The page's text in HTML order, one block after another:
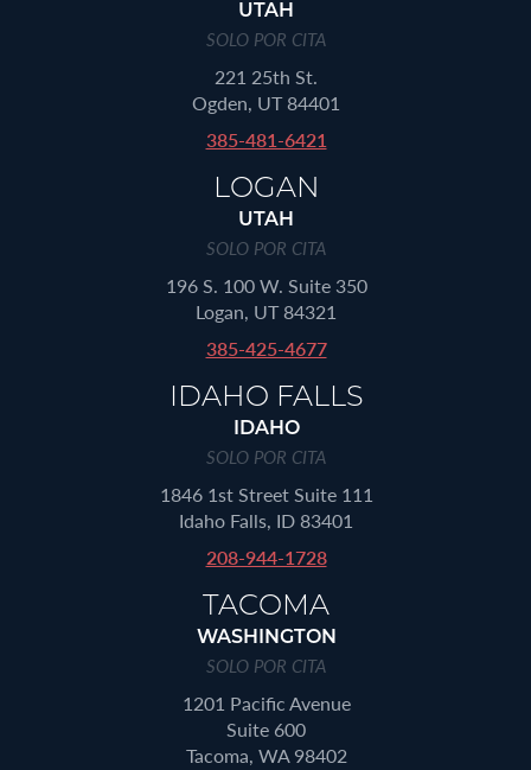
UTAH
SOLO POR CITA
221 25th St.
Ogden, UT 84401
385-481-6421
LOGAN
UTAH
SOLO POR CITA
196 S. 100 W. Suite 350
Logan, UT 84321
385-425-4677
IDAHO FALLS
IDAHO
SOLO POR CITA
1846 1st Street Suite 111
Idaho Falls, ID 83401
208-944-1728
TACOMA
WASHINGTON
SOLO POR CITA
1201 Pacific Avenue
Suite 600
Tacoma, WA 98402